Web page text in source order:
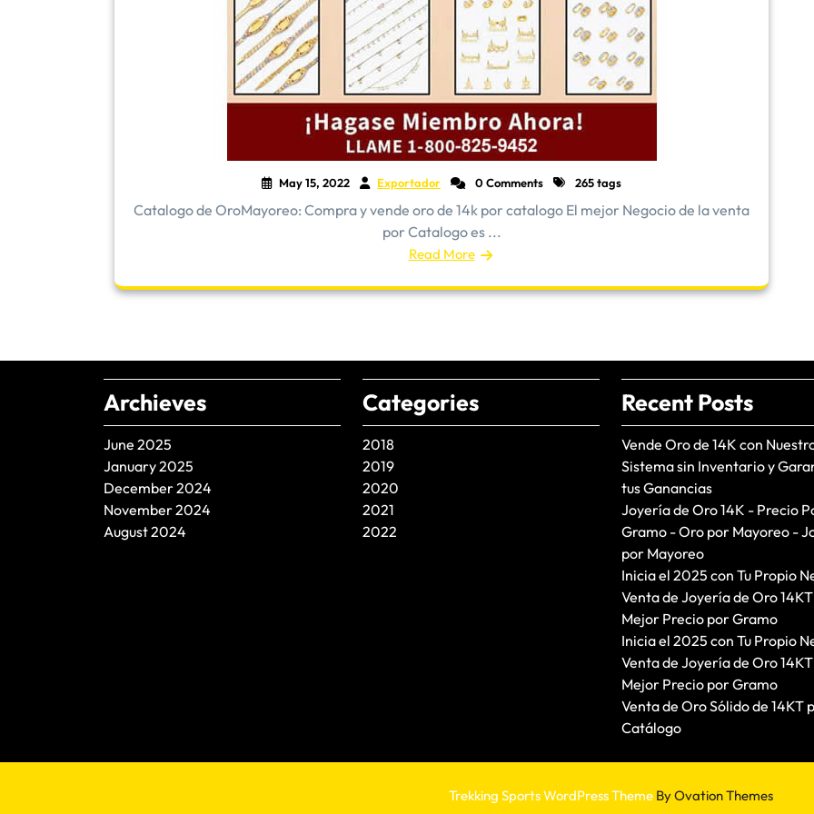
May 15, 2022 Exportador 0 Comments 265 tags
​Catalogo de OroMayoreo: Compra y vende oro de 14k por catalogo El mejor Negocio de la venta
por Catalogo es ...
Read More
Archieves
June 2025
January 2025
December 2024
November 2024
August 2024
Categories
2018
2019
2020
2021
2022
Recent Posts
Vende Oro de 14K con
Sistema sin Inventario y
tus Ganancias
Joyería de Oro 14K - Precio
Gramo - Oro por Mayoreo -
por Mayoreo
Inicia el 2025 con Tu Propio
Venta de Joyería de Oro
Mejor Precio por Gramo
Inicia el 2025 con Tu Propio
Venta de Joyería de Oro
Mejor Precio por Gramo
Venta de Oro Sólido de 14KT
Catálogo
Trekking Sports WordPress ThemeBy Ovation Themes